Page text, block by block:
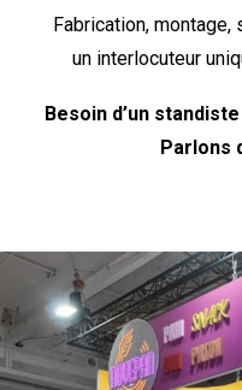
Fabrication,
un interlocuteur
Besoin d’un
Parlons